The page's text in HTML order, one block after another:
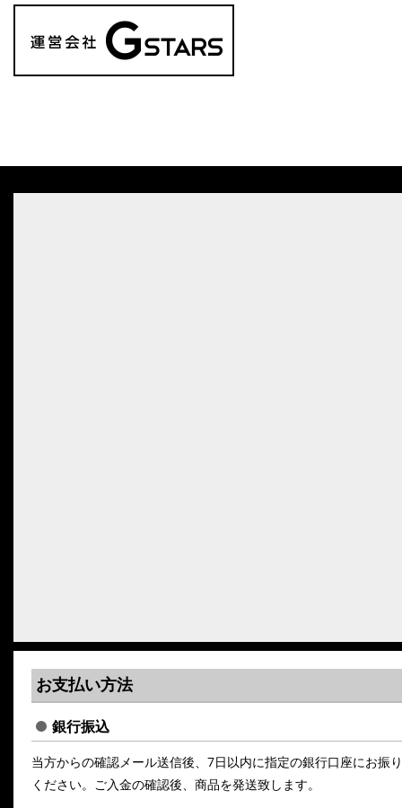
お支払い方法
銀行振込
当方からの確認メール送信後、7日以内に指定の銀行口座にお振
ください。ご入金の確認後、商品を発送致します。